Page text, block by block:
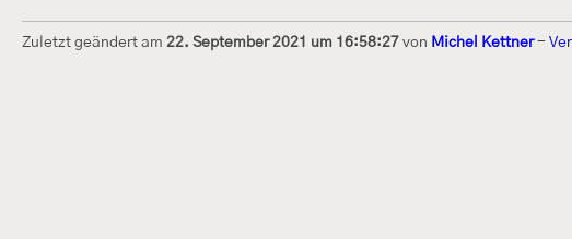
Zuletzt geändert am 22. September 2021 um 16:58:27 von Michel Kettner-